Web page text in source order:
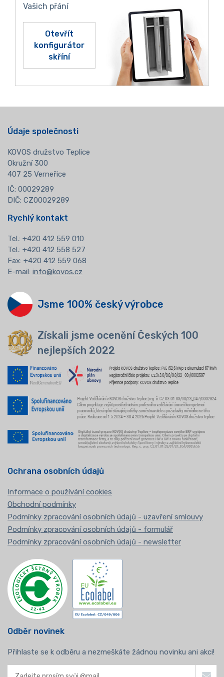
Vašich přání
Otevřít
konfigurátor
skříní
Údaje společnosti
KOVOS družstvo Teplice
Okružní 300
407 25 Verneřice
IČ: 00029289
DIČ: CZ00029289
Rychlý kontakt
Tel.: +420 412 559 010
Tel.: +420 412 558 527
Fax: +420 412 559 068
E-mail: info@kovos.cz
Jsme 100% český výrobce
Získali jsme ocenění Českých 100
nejlepších 2022
Ochrana osobních údajů
Informace o používání cookies
Obchodní podmínky
Podmínky zpracování osobních údajů - uzavření smlouvy
Podmínky zpracování osobních údajů - formulář
Podmínky zpracování osobních údajů - newsletter
Odběr novinek
Přihlaste se k odběru a nezmeškáte žádnou novinku ani akci!